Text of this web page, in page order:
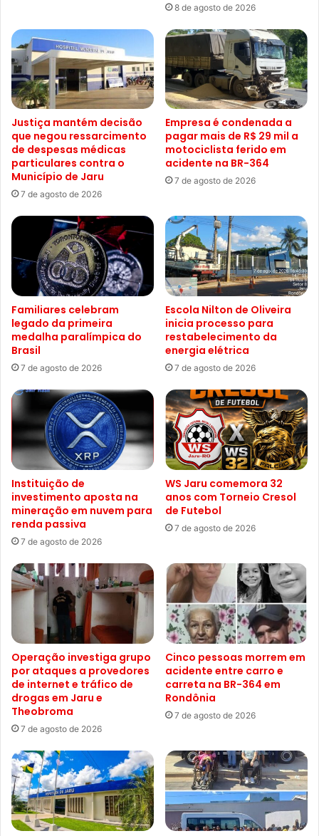
8 de agosto de 2026
Justiça mantém decisão
que negou ressarcimento
de despesas médicas
particulares contra o
Município de Jaru
7 de agosto de 2026
Empresa é condenada a
pagar mais de R$ 29 mil a
motociclista ferido em
acidente na BR-364
7 de agosto de 2026
Familiares celebram
legado da primeira
medalha paralímpica do
Brasil
7 de agosto de 2026
Escola Nilton de Oliveira
inicia processo para
restabelecimento da
energia elétrica
7 de agosto de 2026
Instituição de
investimento aposta na
mineração em nuvem para
renda passiva
7 de agosto de 2026
WS Jaru comemora 32
anos com Torneio Cresol
de Futebol
7 de agosto de 2026
Operação investiga grupo
por ataques a provedores
de internet e tráfico de
drogas em Jaru e
Theobroma
7 de agosto de 2026
Cinco pessoas morrem em
acidente entre carro e
carreta na BR-364 em
Rondônia
7 de agosto de 2026